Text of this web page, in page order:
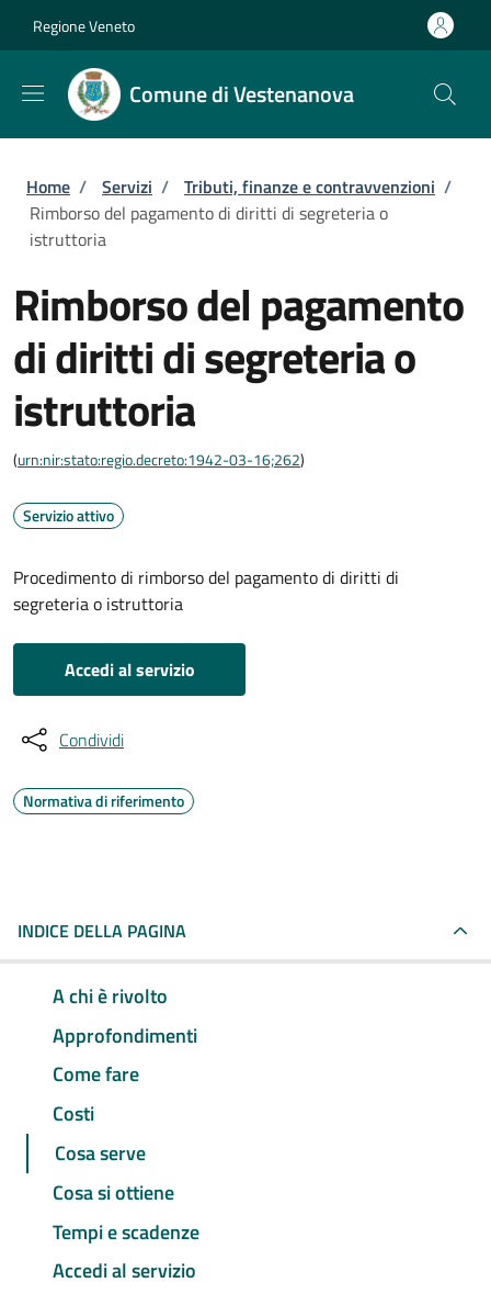
Regione Veneto
Comune di Vestenanova
Briciole di pane
Home / Servizi / Tributi, finanze e contravvenzioni /
Rimborso del pagamento di diritti di segreteria o
istruttoria
Rimborso del pagamento
di diritti di segreteria o
istruttoria
(urn:nir:stato:regio.decreto:1942-03-16;262)
Servizio attivo
Procedimento di rimborso del pagamento di diritti di
segreteria o istruttoria
Accedi al servizio
Condividi
Normativa di riferimento
INDICE DELLA PAGINA
A chi è rivolto
Approfondimenti
Come fare
Costi
Cosa serve
Cosa si ottiene
Tempi e scadenze
Accedi al servizio